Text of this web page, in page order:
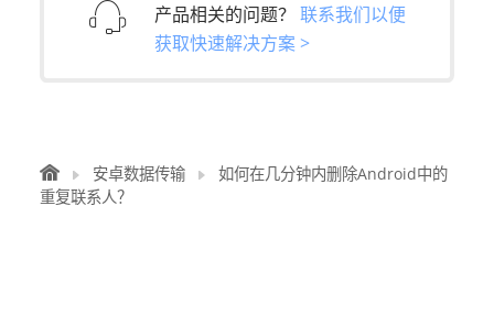
产品相关的问题？ 联系我们以便
获取快速解决方案 >
安卓数据传输
如何在几分钟内删除Android中的
重复联系人？